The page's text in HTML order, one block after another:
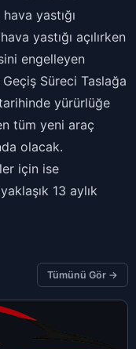
yastığı
yastığı açılırken
engelleyen
Süreci Taslağa
yürürlüğe
tüm yeni araç
olacak.
için ise
13 aylık
Tümünü Gör →